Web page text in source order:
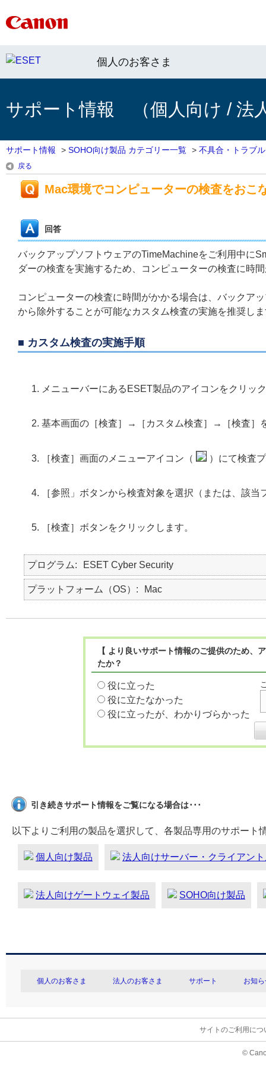
個人のお客さま
サポート情報 （個人向け / 法
サポート情報 > SOHO向け製品 カテゴリー一覧 > 不具合・トラブル
戻る
Mac環境でコンピューターの検査をおこ
回答
バックアップソフトウェアのTimeMachineをご利用中に
ダーの検査を実施するため、コンピューターの検査に時
コンピューターの検査に時間がかかる場合は、バックア
から除外することが可能なカスタム検査の実施を推奨し
■ カスタム検査の実施手順
メニューバーにあるESET製品のアイコンをクリッ
基本画面の［検査］→［カスタム検査］→［検査］
［検査］画面のメニューアイコン（ ）にて検査
［参照」ボタンから検査対象を選択（または、該
［検査］ボタンをクリックします。
プログラム ESET Cyber Security
プラットフォーム（OS） Mac
【 より良いサポート情報のご提供のため
たか？
役に立った
役に立たなかった
役に立ったが、わかりづらかった
引き続きサポート情報をご覧になる場合は･･･
以下よりご利用の製品を選択して、各製品専用のサポート
個人向け製品 法人向けサーバー・クライアン
法人向けゲートウェイ製品 SOHO向け製品
個人のお客さま 法人のお客さま サポート お知
サイトのご利用につ
©